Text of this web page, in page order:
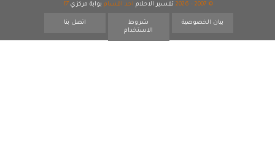
© 2007 - 2026 تفسير الاحلام احد اقسام بوابة مركزي 17
بيان الخصوصية
شروط
الاستخدام
اتصل بنا